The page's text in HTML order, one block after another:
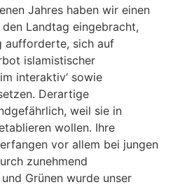
Jahres haben wir einen
Landtag eingebracht,
aufforderte, sich auf
islamistischer
interaktiv‘ sowie
Derartige
weil sie in
wollen. Ihre
vor allem bei jungen
zunehmend
Grünen wurde unser